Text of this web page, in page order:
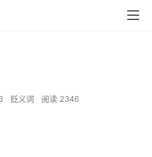
贬义词 阅读 2346